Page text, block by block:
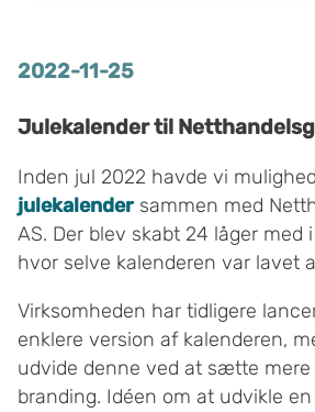
2022-11-25
Julekalender til
Inden jul 2022 havde vi
julekalender sammen med
AS. Der blev skabt 24 låger med
hvor selve kalenderen var lavet
Virksomheden har tidligere
enklere version af kalenderen,
udvide denne ved at sætte mere
branding. Idéen om at udvikle